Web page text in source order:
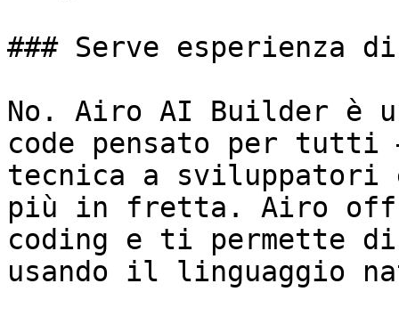
### Serve esperienza di
No. Airo AI Builder è
code pensato per tutti
tecnica a sviluppatori
più in fretta. Airo
coding e ti permette
usando il linguaggio